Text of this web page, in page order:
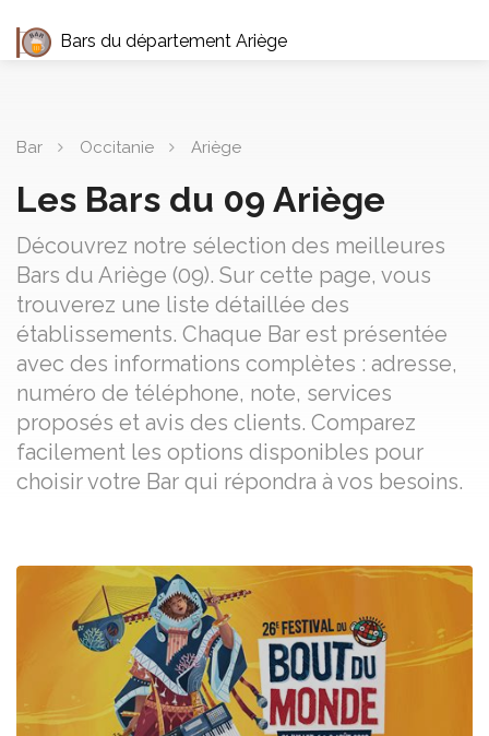
Bars du département Ariège
Bar Occitanie Ariège
Les Bars du 09 Ariège
Découvrez notre sélection des meilleures
Bars du Ariège (09). Sur cette page, vous
trouverez une liste détaillée des
établissements. Chaque Bar est présentée
avec des informations complètes : adresse,
numéro de téléphone, note, services
proposés et avis des clients. Comparez
facilement les options disponibles pour
choisir votre Bar qui répondra à vos besoins.